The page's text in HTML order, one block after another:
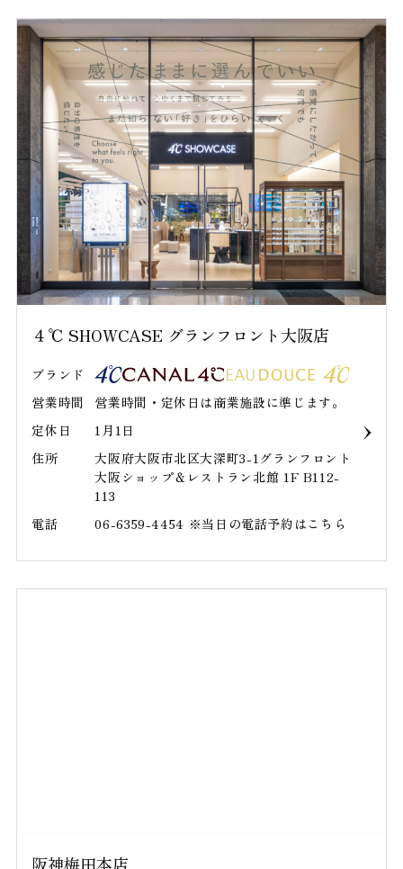
４℃ SHOWCASE グランフロント大阪店
ブランド
営業時間
営業時間・定休日は商業施設に準じます。
定休日
1月1日
住所
大阪府大阪市北区大深町3-1グランフロント
大阪ショップ＆レストラン北館 1F B112-
113
電話
06-6359-4454 ※当日の電話予約はこちら
阪神梅田本店